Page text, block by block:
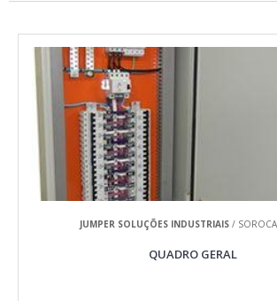
JUMPER SOLUÇÕES INDUSTRIAIS/
QUADRO GERAL